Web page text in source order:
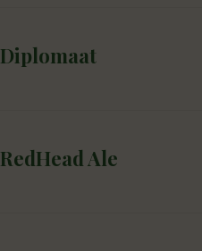
Diplomaat
RedHead Ale